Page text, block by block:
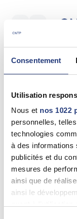
Consentement
Utilisation
Nous et nos 1022
personnelles,
technologies
à des informations
publicités et du
mesures de
ainsi que de
ainsi le
Votre
Nom *
Prénom(s) *
Email *